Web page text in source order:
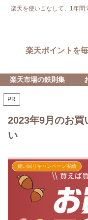
楽天を使いこなして、1年間
楽天ポイントを
楽天市場の鉄則集
PR
2023年9月のお買
い
買い回りキャンペーン実績